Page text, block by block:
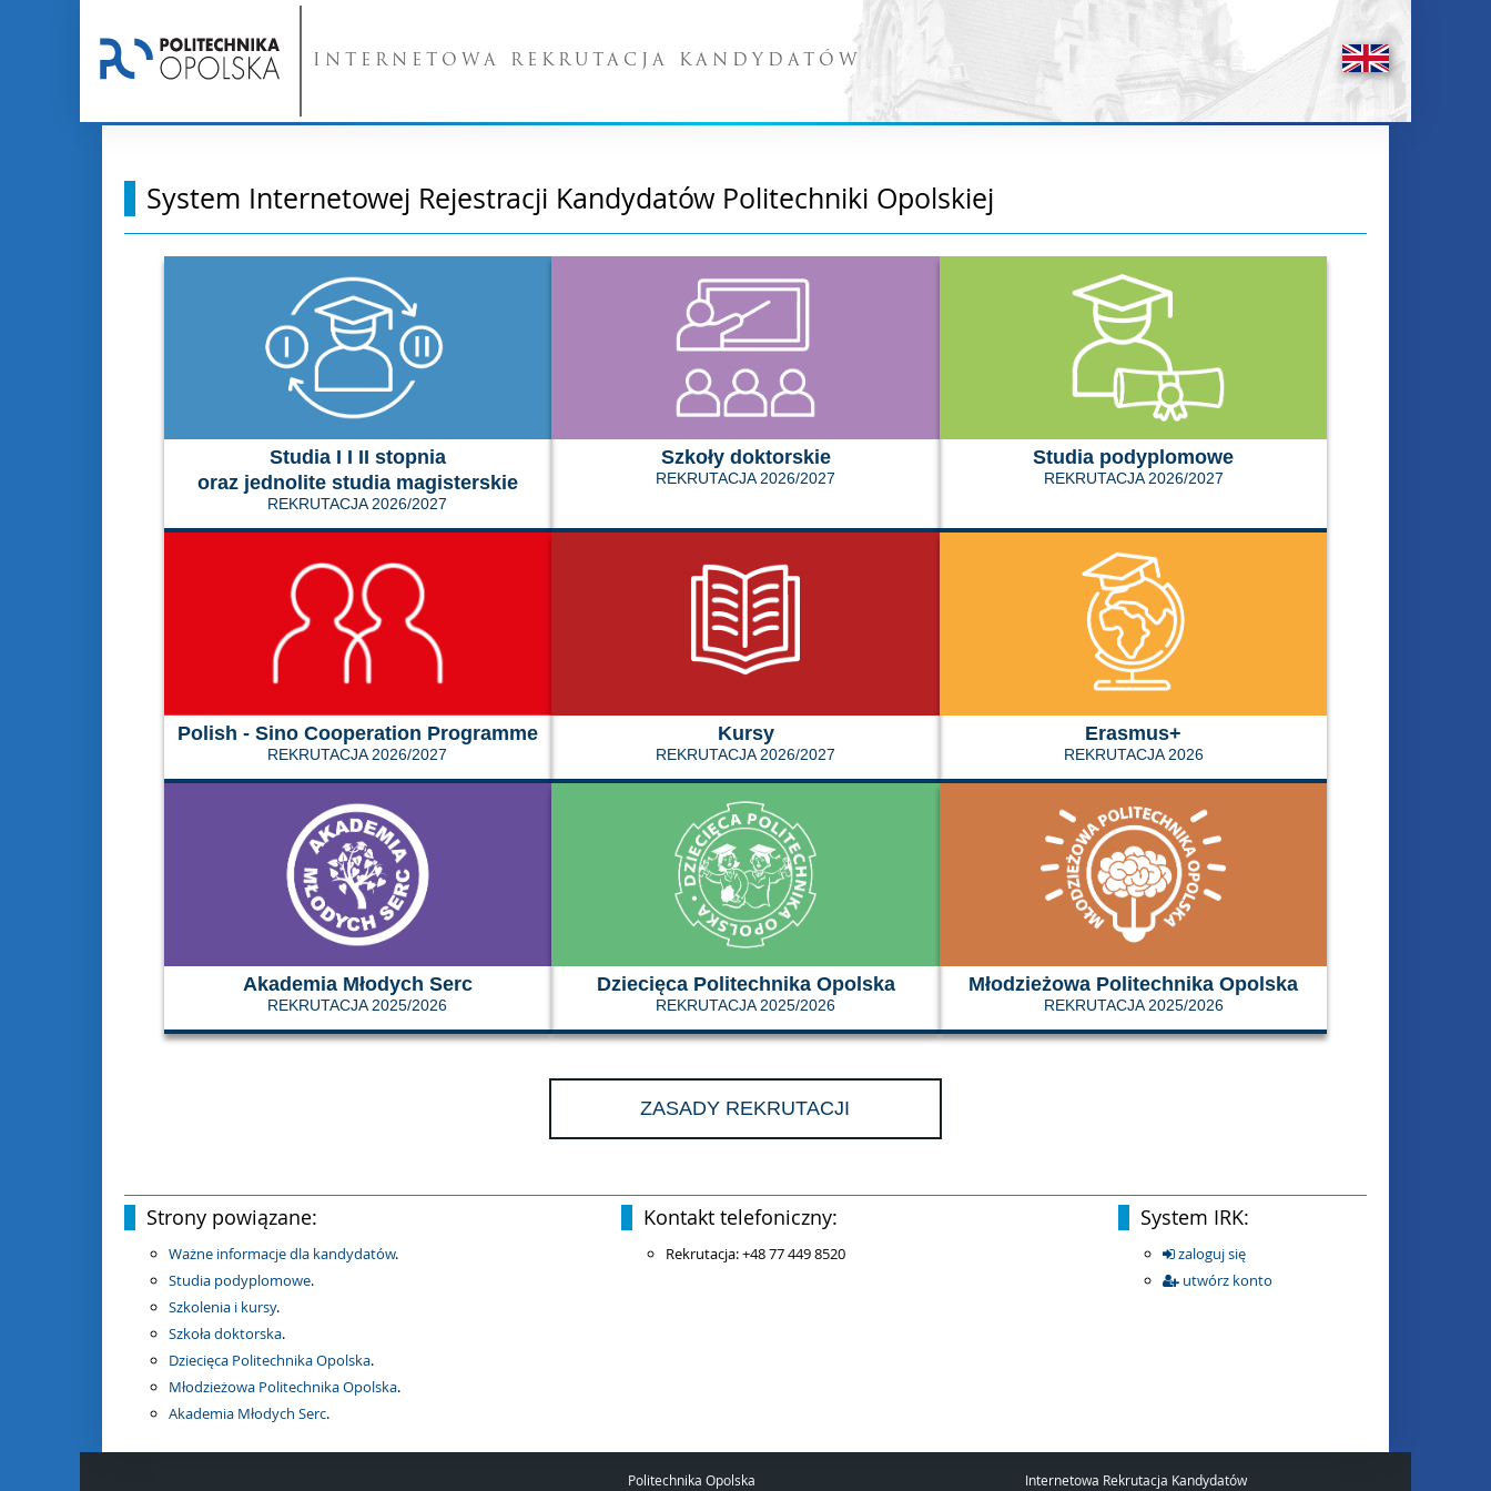
INTERNETOWA REKRUTACJA KANDYDATÓW
System Internetowej Rejestracji Kandydatów Politechniki Opolskiej
Studia I I II stopnia
oraz jednolite studia magisterskie
REKRUTACJA 2026/2027
Szkoły doktorskie
REKRUTACJA 2026/2027
Studia podyplomowe
REKRUTACJA 2026/2027
Polish - Sino Cooperation Programme
REKRUTACJA 2026/2027
Kursy
REKRUTACJA 2026/2027
Erasmus+
REKRUTACJA 2026
Akademia Młodych Serc
REKRUTACJA 2025/2026
Dziecięca Politechnika Opolska
REKRUTACJA 2025/2026
Młodzieżowa Politechnika Opolska
REKRUTACJA 2025/2026
ZASADY REKRUTACJI
Strony powiązane:
Ważne informacje dla kandydatów.
Studia podyplomowe.
Szkolenia i kursy.
Szkoła doktorska.
Dziecięca Politechnika Opolska.
Młodzieżowa Politechnika Opolska.
Akademia Młodych Serc.
Kontakt telefoniczny:
Rekrutacja: +48 77 449 8520
System IRK:
zaloguj się
utwórz konto
Politechnika Opolska Internetowa Rekrutacja Kandydatów